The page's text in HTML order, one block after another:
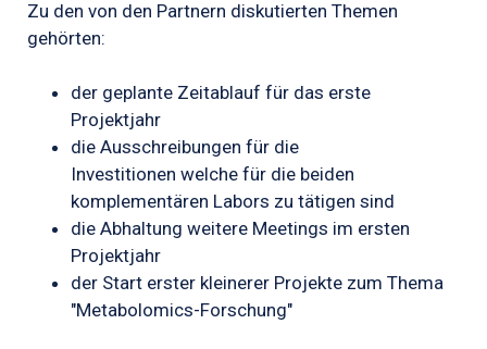
Zu den von den Partnern diskutierten Themen
gehörten:
der geplante Zeitablauf für das erste
Projektjahr
die Ausschreibungen für die
Investitionen welche für die beiden
komplementären Labors zu tätigen sind
die Abhaltung weitere Meetings im ersten
Projektjahr
der Start erster kleinerer Projekte zum Thema
"Metabolomics-Forschung"